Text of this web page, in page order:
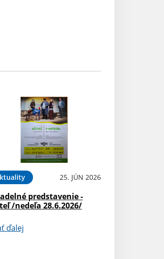
25. JÚN 2026
predstavenie -
/nedeľa 28.6.2026/
ďalej